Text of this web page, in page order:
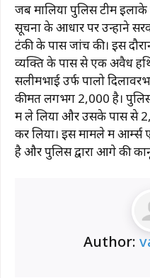
जब मालिया पुलिस टीम
सूचना के आधार पर उन्होंने
टंकी के पास जांच की। इस
व्यक्ति के पास से एक अवैध
सलीमभाई उर्फ ​​पालो
कीमत लगभग ₹2,000 है।
में ले लिया और उसके पास से
कर लिया। इस मामले में
है और पुलिस द्वारा आगे की
Author: